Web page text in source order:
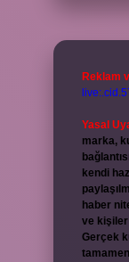
Reklam
Yasal
marka,
kendi
haber
ve kişiler
Gerçek